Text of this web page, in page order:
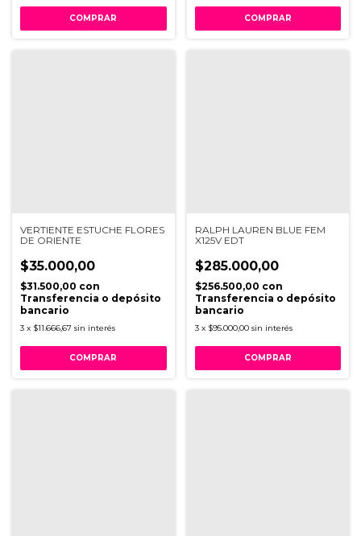
VERTIENTE ESTUCHE FLORES
DE ORIENTE
$35.000,00
$31.500,00 con
Transferencia o depósito
bancario
3 x $11.666,67 sin interés
RALPH LAUREN BLUE FEM
X125V EDT
$285.000,00
$256.500,00 con
Transferencia o depósito
bancario
3 x $95.000,00 sin interés